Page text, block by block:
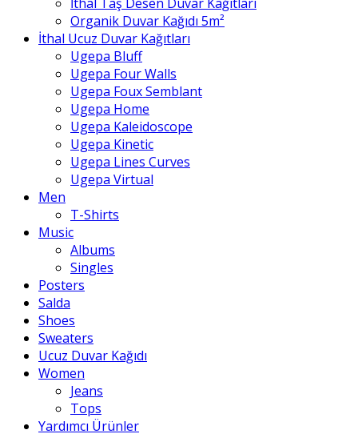
Organik Duvar Kağıdı 5m²
İthal Ucuz Duvar Kağıtları
Ugepa Bluff
Ugepa Four Walls
Ugepa Foux Semblant
Ugepa Home
Ugepa Kaleidoscope
Ugepa Kinetic
Ugepa Lines Curves
Ugepa Virtual
Men
T-Shirts
Music
Albums
Singles
Posters
Salda
Shoes
Sweaters
Ucuz Duvar Kağıdı
Women
Jeans
Tops
Yardımcı Ürünler